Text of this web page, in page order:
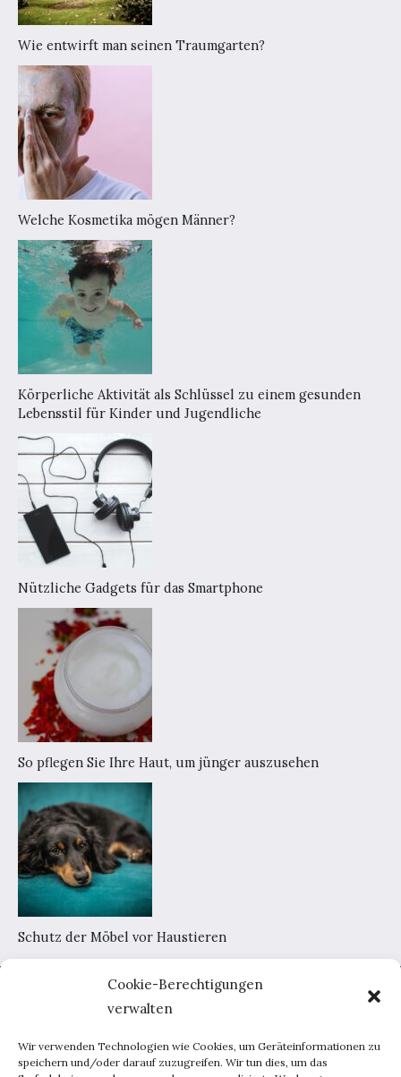
Cookie-Berechtigungen
verwalten
Wir verwenden Technologien wie Cookies, um Geräteinformationen zu
speichern und/oder darauf zuzugreifen. Wir tun dies, um das
Wie entwirft man seinen Traumgarten?
Welche Kosmetika mögen Männer?
Körperliche Aktivität als Schlüssel zu einem gesunden
Lebensstil für Kinder und Jugendliche
Nützliche Gadgets für das Smartphone
So pflegen Sie Ihre Haut, um jünger auszusehen
Schutz der Möbel vor Haustieren
Home
Portal-Werbung